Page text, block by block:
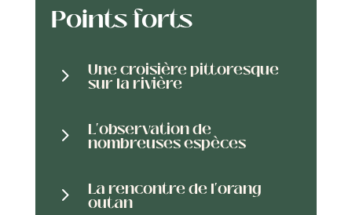
Points forts
5 Une croisière pittoresque
sur la rivière
5 L'observation de
nombreuses espèces
5 La rencontre de l'orang
outan